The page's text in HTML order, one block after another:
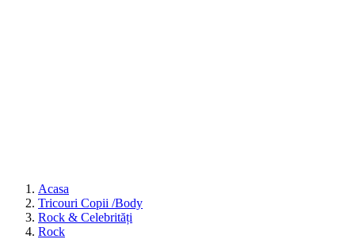
Acasa
Tricouri Copii /Body
Rock & Celebrități
Rock